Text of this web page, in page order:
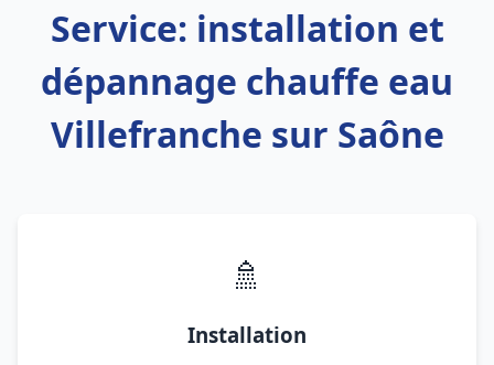
Service: installation et
dépannage chauffe eau
Villefranche sur Saône
🚿
Installation